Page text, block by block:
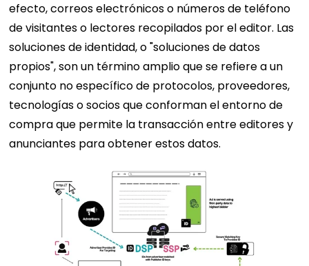
efecto, correos electrónicos o números de teléfono
de visitantes o lectores recopilados por el editor. Las
soluciones de identidad, o "soluciones de datos
propios", son un término amplio que se refiere a un
conjunto no específico de protocolos, proveedores,
tecnologías o socios que conforman el entorno de
compra que permite la transacción entre editores y
anunciantes para obtener estos datos.